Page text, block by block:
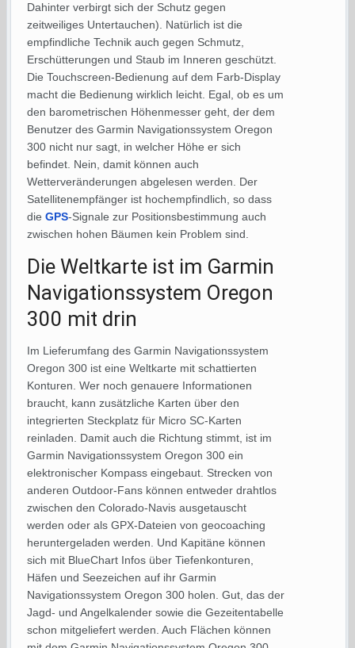
Dahinter verbirgt sich der Schutz gegen
zeitweiliges Untertauchen). Natürlich ist die
empfindliche Technik auch gegen Schmutz,
Erschütterungen und Staub im Inneren geschützt.
Die Touchscreen-Bedienung auf dem Farb-Display
macht die Bedienung wirklich leicht. Egal, ob es um
den barometrischen Höhenmesser geht, der dem
Benutzer des Garmin Navigationssystem Oregon
300 nicht nur sagt, in welcher Höhe er sich
befindet. Nein, damit können auch
Wetterveränderungen abgelesen werden. Der
Satellitenempfänger ist hochempfindlich, so dass
dieGPS-Signale zur Positionsbestimmung auch
zwischen hohen Bäumen kein Problem sind.
Die Weltkarte ist im Garmin
Navigationssystem Oregon
300 mit drin
Im Lieferumfang des Garmin Navigationssystem
Oregon 300 ist eine Weltkarte mit schattierten
Konturen. Wer noch genauere Informationen
braucht, kann zusätzliche Karten über den
integrierten Steckplatz für Micro SC-Karten
reinladen. Damit auch die Richtung stimmt, ist im
Garmin Navigationssystem Oregon 300 ein
elektronischer Kompass eingebaut. Strecken von
anderen Outdoor-Fans können entweder drahtlos
zwischen den Colorado-Navis ausgetauscht
werden oder als GPX-Dateien von geocoaching
heruntergeladen werden. Und Kapitäne können
sich mit BlueChart Infos über Tiefenkonturen,
Häfen und Seezeichen auf ihr Garmin
Navigationssystem Oregon 300 holen. Gut, das der
Jagd- und Angelkalender sowie die Gezeitentabelle
schon mitgeliefert werden. Auch Flächen können